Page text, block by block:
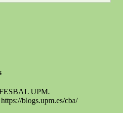
UPM.
blogs.upm.es/cba/